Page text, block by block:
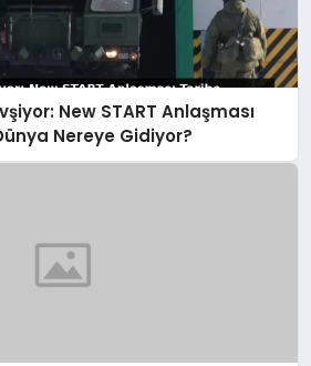
New START Anlaşması
Nereye Gidiyor?